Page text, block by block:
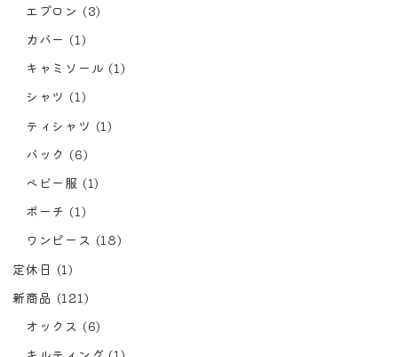
エプロン (3)
カバー (1)
キャミソール (1)
シャツ (1)
ティシャツ (1)
バック (6)
ベビー服 (1)
ポーチ (1)
ワンピース (18)
定休日 (1)
新商品 (121)
オックス (6)